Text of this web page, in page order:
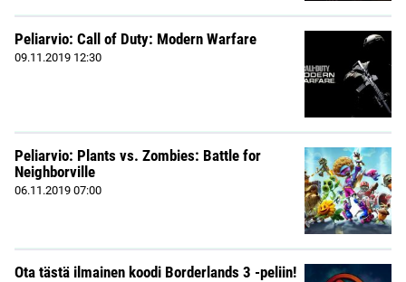
Peliarvio: Call of Duty: Modern Warfare
09.11.2019 12:30
Peliarvio: Plants vs. Zombies: Battle for
Neighborville
06.11.2019 07:00
Ota tästä ilmainen koodi Borderlands 3 -peliin!